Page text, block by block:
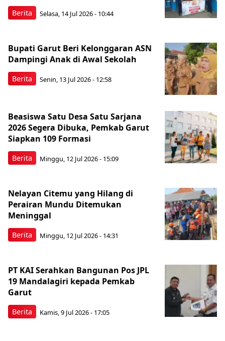
Berita Selasa, 14 Jul 2026 - 10:44
Berita
Bupati Garut Beri Kelonggaran ASN
Dampingi Anak di Awal Sekolah
Senin, 13 Jul 2026 - 12:58
Berita
Beasiswa Satu Desa Satu Sarjana
2026 Segera Dibuka, Pemkab Garut
Siapkan 109 Formasi
Minggu, 12 Jul 2026 - 15:09
Berita
Nelayan Citemu yang Hilang di
Perairan Mundu Ditemukan
Meninggal
Minggu, 12 Jul 2026 - 14:31
Berita
PT KAI Serahkan Bangunan Pos JPL
19 Mandalagiri kepada Pemkab
Garut
Kamis, 9 Jul 2026 - 17:05